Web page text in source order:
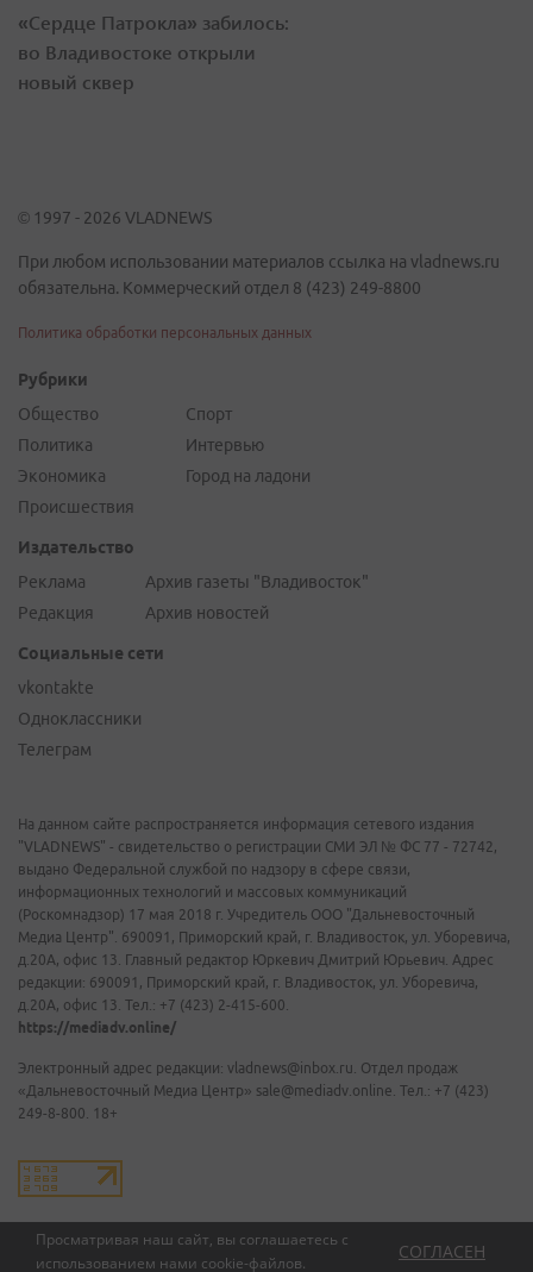
Просматривая наш сайт, вы соглашаетесь с
использованием нами cookie-файлов.
СОГЛАСЕН
«Сердце Патрокла» забилось:
во Владивостоке открыли
новый сквер
© 1997 - 2026 VLADNEWS
При любом использовании материалов ссылка на vladnews.ru
обязательна. Коммерческий отдел 8 (423) 249-8800
Политика обработки персональных данных
Рубрики
Общество
Политика
Экономика
Происшествия
Спорт
Интервью
Город на ладони
Издательство
Реклама
Редакция
Архив газеты "Владивосток"
Архив новостей
Социальные сети
vkontakte
Одноклассники
Телеграм
На данном сайте распространяется информация сетевого издания
"VLADNEWS" - свидетельство о регистрации СМИ ЭЛ № ФС 77 - 72742,
выдано Федеральной службой по надзору в сфере связи,
информационных технологий и массовых коммуникаций
(Роскомнадзор) 17 мая 2018 г. Учредитель ООО "Дальневосточный
Медиа Центр". 690091, Приморский край, г. Владивосток, ул. Уборевича,
д.20А, офис 13. Главный редактор Юркевич Дмитрий Юрьевич. Адрес
редакции: 690091, Приморский край, г. Владивосток, ул. Уборевича,
д.20А, офис 13. Тел.: +7 (423) 2-415-600.
https://mediadv.online/
Электронный адрес редакции: vladnews@inbox.ru. Отдел продаж
«Дальневосточный Медиа Центр» sale@mediadv.online. Тел.: +7 (423)
249-8-800. 18+